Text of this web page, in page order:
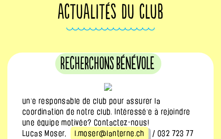
ACTUALITÉS DU CLUB
Recherchons bénévole
un·e responsable de club pour assurer la
coordination de notre club. Intéressé·e à rejoindre
une équipe motivée? Contactez-nous!
Lucas Moser,
l.moser@lanterne.ch
/ 032 723 77